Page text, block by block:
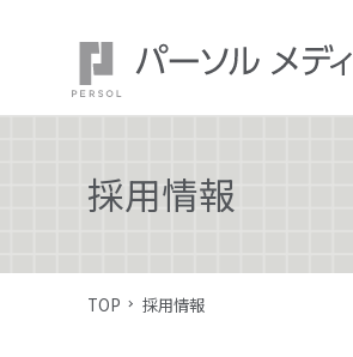
採用情報
TOP 採用情報